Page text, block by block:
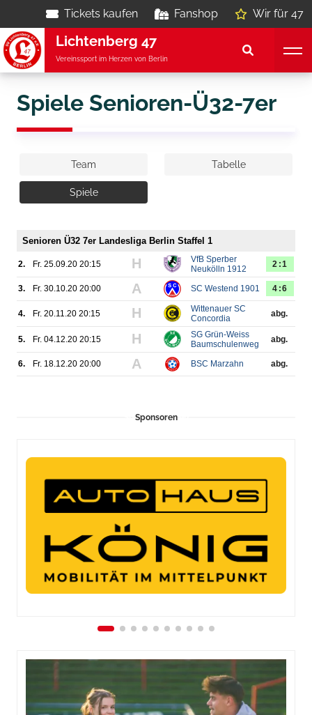
Tickets kaufen Fanshop Wir für 47
Lichtenberg 47
Vereinssport im Herzen von Berlin
Spiele Senioren-Ü32-7er
Team Tabelle
Spiele
Sponsoren